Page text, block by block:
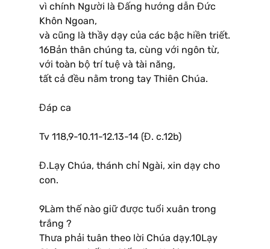
vì chính Người là Đấng hướng dẫn Đức
Khôn Ngoan,
và cũng là thầy dạy của các bậc hiền triết.
16Bản thân chúng ta, cùng với ngôn từ,
với toàn bộ trí tuệ và tài năng,
tất cả đều nằm trong tay Thiên Chúa.
Đáp ca
Tv 118,9-10.11-12.13-14 (Đ. c.12b)
Đ.Lạy Chúa, thánh chỉ Ngài, xin dạy cho
con.
9Làm thế nào giữ được tuổi xuân trong
trắng ?
Thưa phải tuân theo lời Chúa dạy.10Lạy